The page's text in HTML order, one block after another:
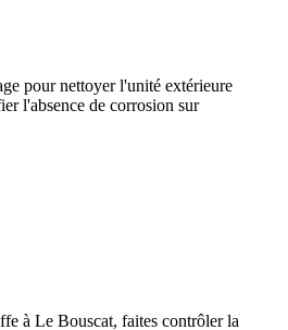
pour nettoyer l'unité extérieure
l'absence de corrosion sur
à Le Bouscat, faites contrôler la